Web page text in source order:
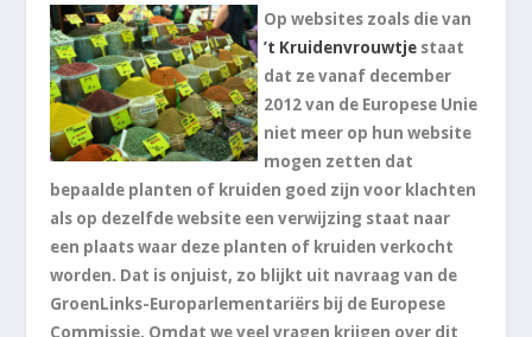
Op websites zoals die van
’t Kruidenvrouwtje staat
dat ze vanaf december
2012 van de Europese Unie
niet meer op hun website
mogen zetten dat
bepaalde planten of kruiden goed zijn voor klachten
als op dezelfde website een verwijzing staat naar
een plaats waar deze planten of kruiden verkocht
worden. Dat is onjuist, zo blijkt uit navraag van de
GroenLinks-Europarlementariërs bij de Europese
Commissie. Omdat we veel vragen krijgen over dit